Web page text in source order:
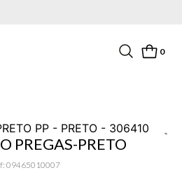
0
PREGAS-PRETO
: 09465010007